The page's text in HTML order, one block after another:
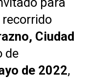
recorrido
Ciudad
de
de 2022,